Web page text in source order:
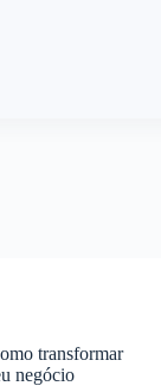
transformar
negócio